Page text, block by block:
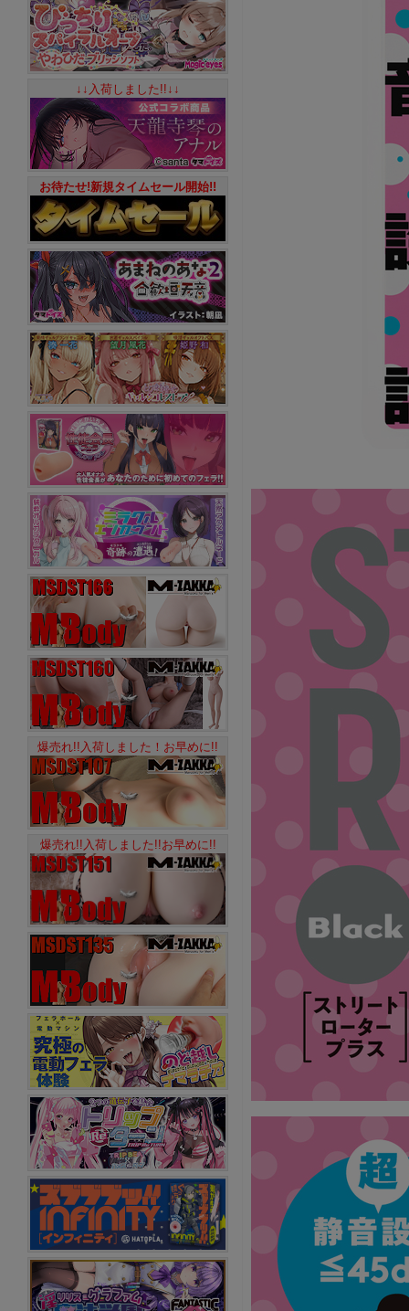
↓↓入荷しました!!↓↓
お待たせ!新規タイムセール開始!!
爆売れ!!入荷しました！お早めに!!
爆売れ!!入荷しました!!お早めに!!